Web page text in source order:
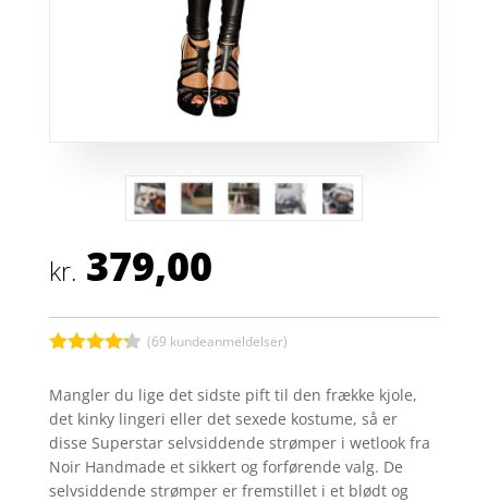
kr. 379,00
ud af 5
baseret
på
kundebedø
mmelser
(69 kundeanmeldelser)
Mangler du lige det sidste pift til den frække kjole,
det kinky lingeri eller det sexede kostume, så er
disse Superstar selvsiddende strømper i wetlook fra
Noir Handmade et sikkert og forførende valg. De
selvsiddende strømper er fremstillet i et blødt og